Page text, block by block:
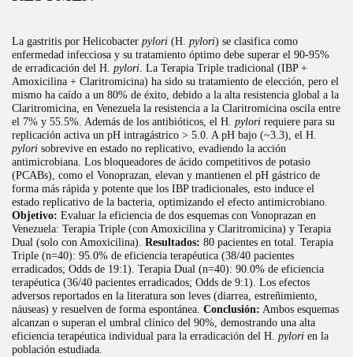
La gastritis por Helicobacter pylori (H. pylori) se clasifica como
enfermedad infecciosa y su tratamiento óptimo debe superar el 90-95%
de erradicación del H. pylori . La Terapia Triple tradicional (IBP +
Amoxicilina + Claritromicina) ha sido su tratamiento de elección, pero el
mismo ha caído a un 80% de éxito, debido a la alta resistencia global a la
Claritromicina, en Venezuela la resistencia a la Claritromicina oscila entre
el 7% y 55.5%. Además de los antibióticos, el H. pylori requiere para su
replicación activa un pH intragástrico > 5.0. A pH bajo (~3.3), el H.
pylori sobrevive en estado no replicativo, evadiendo la acción
antimicrobiana. Los bloqueadores de ácido competitivos de potasio
(PCABs), como el Vonoprazan, elevan y mantienen el pH gástrico de
forma más rápida y potente que los IBP tradicionales, esto induce el
estado replicativo de la bacteria, optimizando el efecto antimicrobiano.
Objetivo: Evaluar la eficiencia de dos esquemas con Vonoprazan en
Venezuela: Terapia Triple (con Amoxicilina y Claritromicina) y Terapia
Dual (solo con Amoxicilina). Resultados: 80 pacientes en total. Terapia
Triple (n=40): 95.0% de eficiencia terapéutica (38/40 pacientes
erradicados; Odds de 19:1). Terapia Dual (n=40): 90.0% de eficiencia
terapéutica (36/40 pacientes erradicados; Odds de 9:1). Los efectos
adversos reportados en la literatura son leves (diarrea, estreñimiento,
náuseas) y resuelven de forma espontánea. Conclusión: Ambos esquemas
alcanzan o superan el umbral clínico del 90%, demostrando una alta
eficiencia terapéutica individual para la erradicación del H. pylori en la
población estudiada.